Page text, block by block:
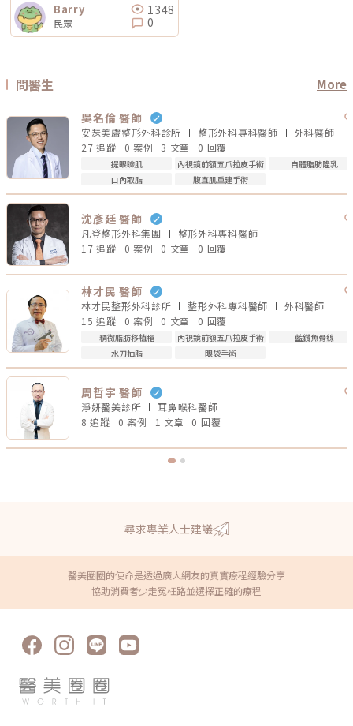
Barry
民眾
1348
0
問醫生 More
吳名倫 醫師
安瑟美膚整形外科診所 整形外科專科醫師 外科醫師
27 追蹤
0 案例 3 文章 0 回覆
提眼瞼肌 內視鏡前額五爪拉皮手術
自體脂肪隆乳
口內取脂
腹直肌重建手術
沈彥廷 醫師
凡登整形外科集團 整形外科專科醫師
17 追蹤
0 案例 0 文章 0 回覆
林才民 醫師
林才民整形外科診所 整形外科專科醫師 外科醫師
15 追蹤
0 案例 0 文章 0 回覆
精微脂肪移植槍 內視鏡前額五爪拉皮手術
藍鑽魚骨線
水刀抽脂
眼袋手術
周哲宇 醫師
淨妍醫美診所 耳鼻喉科醫師
8 追蹤
0 案例 1 文章 0 回覆
尋求專業人士建議
醫美圈圈的使命是透過廣大網友的真實療程經驗分享
協助消費者少走冤枉路並選擇正確的療程